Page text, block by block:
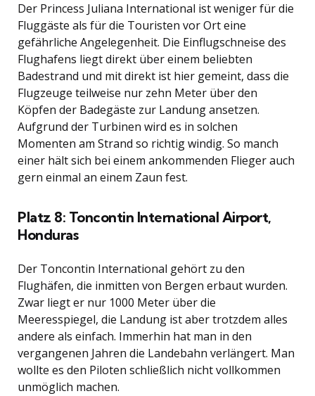
Der Princess Juliana International ist weniger für die
Fluggäste als für die Touristen vor Ort eine
gefährliche Angelegenheit. Die Einflugschneise des
Flughafens liegt direkt über einem beliebten
Badestrand und mit direkt ist hier gemeint, dass die
Flugzeuge teilweise nur zehn Meter über den
Köpfen der Badegäste zur Landung ansetzen.
Aufgrund der Turbinen wird es in solchen
Momenten am Strand so richtig windig. So manch
einer hält sich bei einem ankommenden Flieger auch
gern einmal an einem Zaun fest.
Platz 8: Toncontin International Airport,
Honduras
Der Toncontin International gehört zu den
Flughäfen, die inmitten von Bergen erbaut wurden.
Zwar liegt er nur 1000 Meter über die
Meeresspiegel, die Landung ist aber trotzdem alles
andere als einfach. Immerhin hat man in den
vergangenen Jahren die Landebahn verlängert. Man
wollte es den Piloten schließlich nicht vollkommen
unmöglich machen.